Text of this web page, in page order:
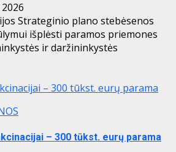
Strateginio plano stebėsenos
išplėsti paramos priemones
ir daržininkystės
– 300 tūkst. eurų parama
– 300 tūkst. eurų parama